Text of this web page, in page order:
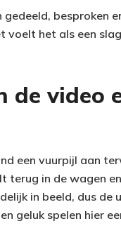
besproken
voelt het als een
de video
een vuurpijl aan
terug in de wagen
in beeld, dus
geluk spelen hier